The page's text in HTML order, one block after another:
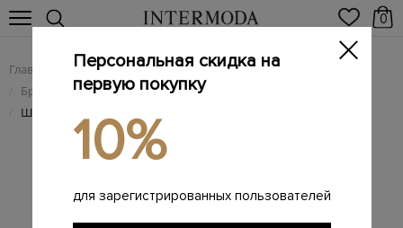
0
Главная Женщинам / Брендовые женские аксессуары
/ Брендовые женские головные уборы
/ Шляпа из конопли с кожаной отделкой ручной работы
Персональная скидка на
первую покупку
10%
для зарегистрированных пользователей